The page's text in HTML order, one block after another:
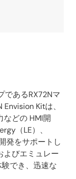
であるRX72Nマ
Kitは、
などの HMI開
（LE）、
発をサポートし
よびエミュレー
でき、迅速な